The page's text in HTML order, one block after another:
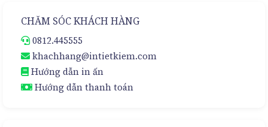
CHĂM SÓC KHÁCH HÀNG
0812.445555
khachhang@intietkiem.com
Hướng dẫn in ấn
Hướng dẫn thanh toán